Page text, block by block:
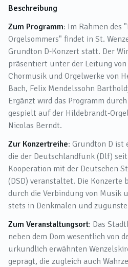
Beschreibung
Zum Programm: Im Rahmen des
Orgelsommers" findet in St.
Grundton D-Konzert statt. Der
präsentiert unter der Leitung
Chormusik und Orgelwerke von
Bach, Felix Mendelssohn
Ergänzt wird das Programm
gespielt auf der Hildebrandt-
Nicolas Berndt.
Zur Konzertreihe: Grundton D ist
die der Deutschlandfunk (Dlf)
Kooperation mit der Deutschen
(DSD) veranstaltet. Die Konzerte
durch die Verbindung von Musik
stets in Denkmalen und
Zum Veranstaltungsort: Das
neben dem Dom wesentlich von
urkundlich erwähnten
geprägt, die zugleich auch